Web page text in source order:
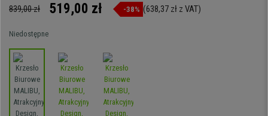
839,00 zł 519,00 zł -38% (638,37 zł z VAT)
Niedostępne